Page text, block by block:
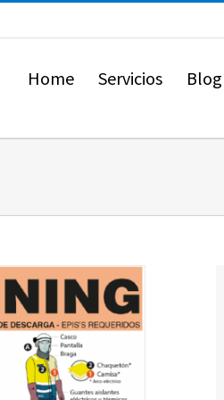
Home Servicios Blog